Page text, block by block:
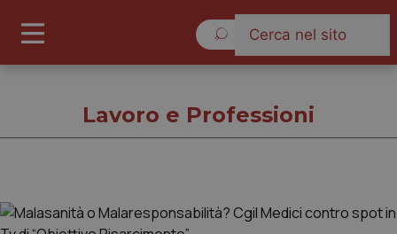
Lavoro e Professioni